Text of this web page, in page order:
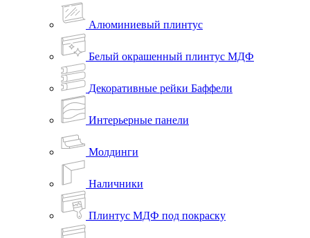
Алюминиевый плинтус
Белый окрашенный плинтус МДФ
Декоративные рейки Баффели
Интерьерные панели
Молдинги
Наличники
Плинтус МДФ под покраску